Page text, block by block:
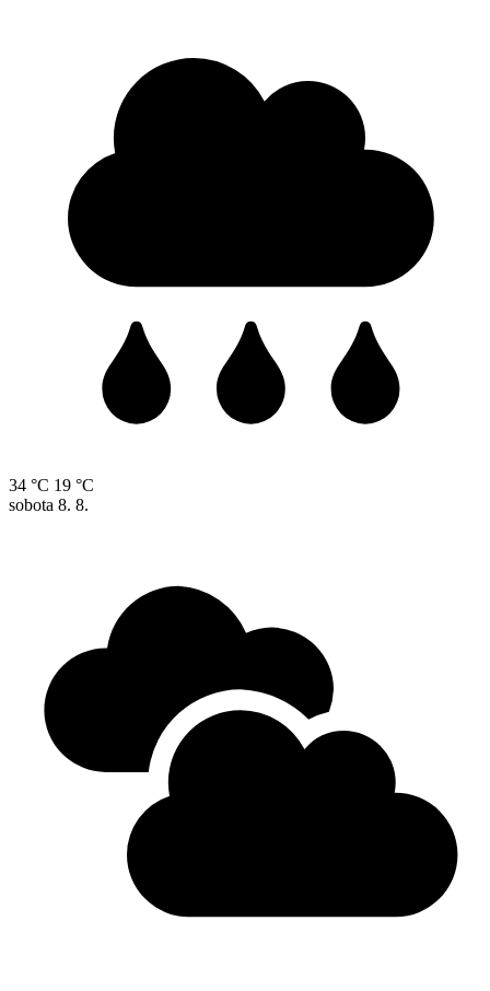
34 °C 19 °C
sobota 8. 8.